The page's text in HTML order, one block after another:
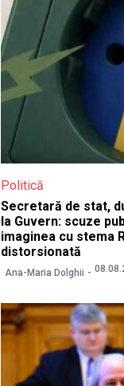
Politică
Secretară de stat,
la Guvern: scuze
imaginea cu stema
distorsionată
Ana-Maria Dolghii